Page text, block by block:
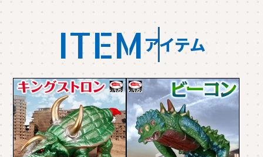
ITEM アイテム